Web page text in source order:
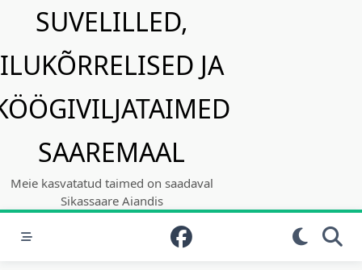
SUVELILLED,
ILUKÕRRELISED JA
SAAREMAAL
Meie kasvatatud taimed on saadaval
Sikassaare Aiandis